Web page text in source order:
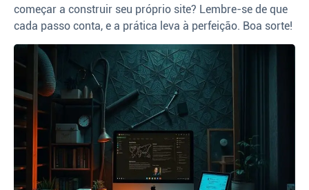
começar a construir seu próprio site? Lembre-se de que
cada passo conta, e a prática leva à perfeição. Boa sorte!